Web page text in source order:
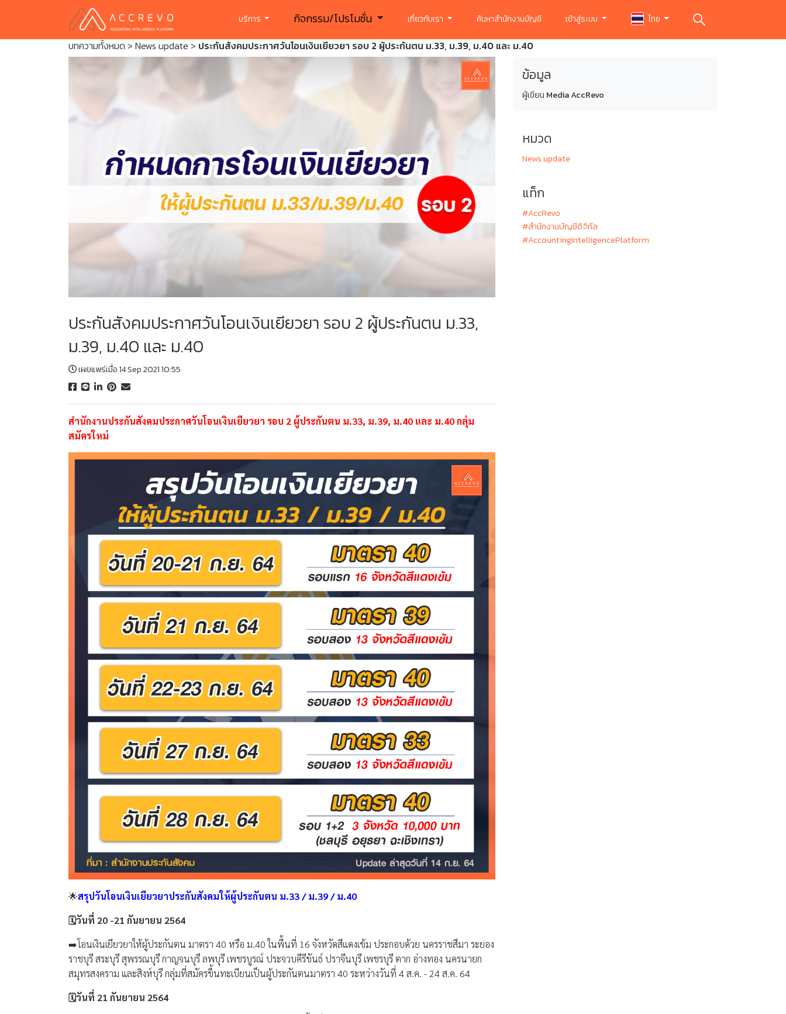
บริการ กิจกรรม/โปรโมชั่น เกี่ยวกับเรา ค้นหาสำนักงานบัญชี เข้าสู่ระบบ ไทย
บทความทั้งหมด > News update > ประกันสังคมประกาศวันโอนเงินเยียวยา รอบ 2 ผู้ประกันตน ม.33, ม.39, ม.40 และ ม.40
ประกันสังคมประกาศวันโอนเงินเยียวยา รอบ 2 ผู้ประกันตน ม.33,
ม.39, ม.40 และ ม.40
เผยแพร่เมื่อ 14 Sep 2021 10:55
สำนักงานประกันสังคมประกาศวันโอนเงินเยียวยา รอบ 2 ผู้ประกันตน ม.33, ม.39, ม.40 และ ม.40 กลุ่ม
สมัครใหม่
🌟สรุปวันโอนเงินเยียวยาประกันสังคมให้ผู้ประกันตน ม.33 / ม.39 / ม.40
🗓วันที่ 20 -21 กันยายน 2564
➡️โอนเงินเยียวยาให้ผู้ประกันตน มาตรา 40 หรือ ม.40 ในพื้นที่ 16 จังหวัดสีแดงเข้ม ประกอบด้วย นครราชสีมา ระยอง
ราชบุรี สระบุรี สุพรรณบุรี กาญจนบุรี ลพบุรี เพชรบูรณ์ ประจวบคีรีขันธ์ ปราจีนบุรี เพชรบุรี ตาก อ่างทอง นครนายก
สมุทรสงคราม และสิงห์บุรี กลุ่มที่สมัครขึ้นทะเบียนเป็นผู้ประกันตนมาตรา 40 ระหว่างวันที่ 4 ส.ค. - 24 ส.ค. 64
🗓วันที่ 21 กันยายน 2564
ข้อมูล
ผู้เขียน Media AccRevo
หมวด
News update
แท็ก
#AccRevo
#สำนักงานบัญชีดิจิทัล
#AccountingIntelligencePlatform